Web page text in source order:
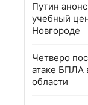
Путин
учебный
Новгороде
Четверо
атаке БПЛА
области